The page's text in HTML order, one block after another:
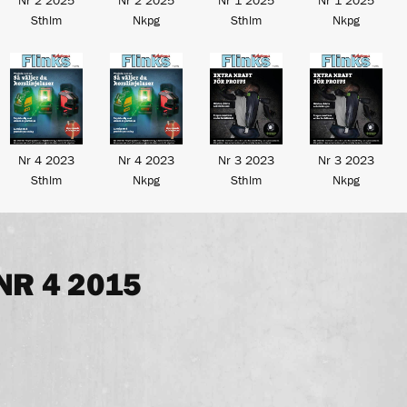
Sthlm
Nkpg
Sthlm
Nkpg
Nr 4 2023
Sthlm
Nr 4 2023
Nkpg
Nr 3 2023
Sthlm
Nr 3 2023
Nkpg
4 2015